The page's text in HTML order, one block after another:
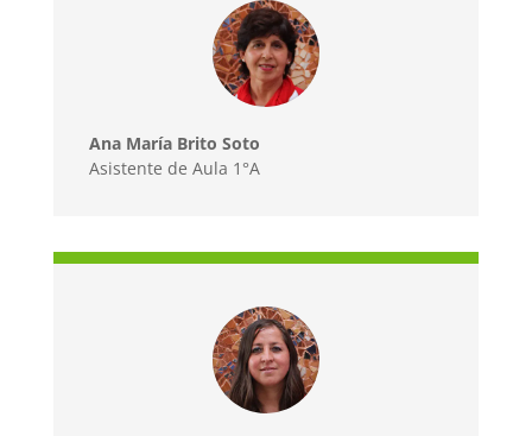
Ana María Brito Soto
Asistente de Aula 1°A